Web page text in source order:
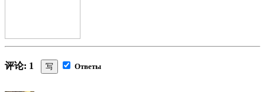
评论: 1 写 Ответы